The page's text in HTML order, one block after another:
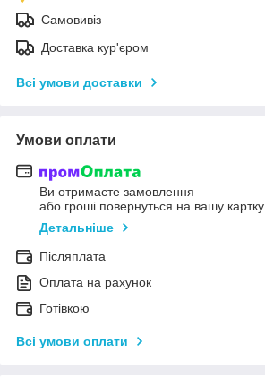
Самовивіз
Доставка кур'єром
Всі умови доставки
Умови оплати
Ви отримаєте замовлення
або гроші повернуться на вашу картку
Детальніше
Післяплата
Оплата на рахунок
Готівкою
Всі умови оплати